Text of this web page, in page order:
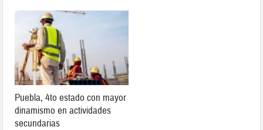
Puebla, 4to estado con mayor
dinamismo en actividades
secundarias